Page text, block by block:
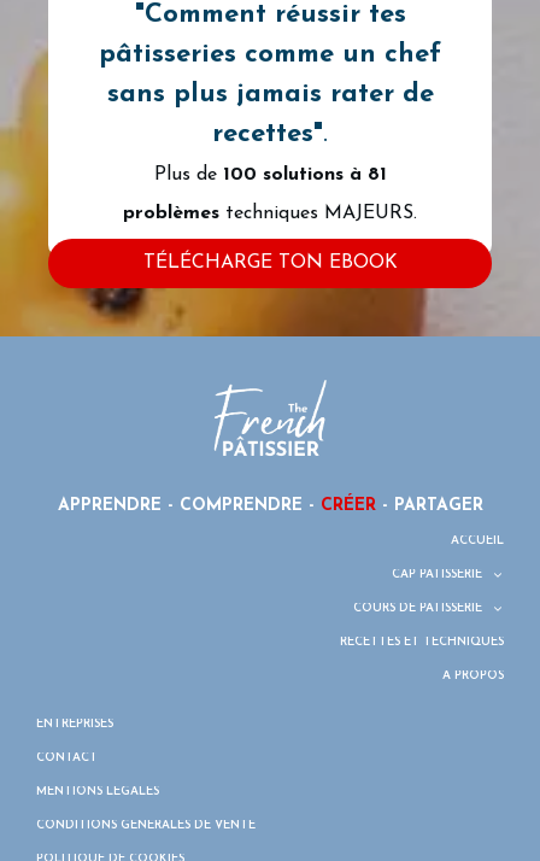
"Comment réussir tes
pâtisseries comme un chef
sans plus jamais rater de
recettes".
Plus de 100 solutions à 81
problèmes techniques MAJEURS.
TÉLÉCHARGE TON EBOOK
APPRENDRE - COMPRENDRE - CRÉER- PARTAGER
ACCUEIL
CAP PÂTISSERIE
COURS DE PÂTISSERIE
RECETTES ET TECHNIQUES
À PROPOS
ENTREPRISES
CONTACT
MENTIONS LÉGALES
CONDITIONS GÉNÉRALES DE VENTE